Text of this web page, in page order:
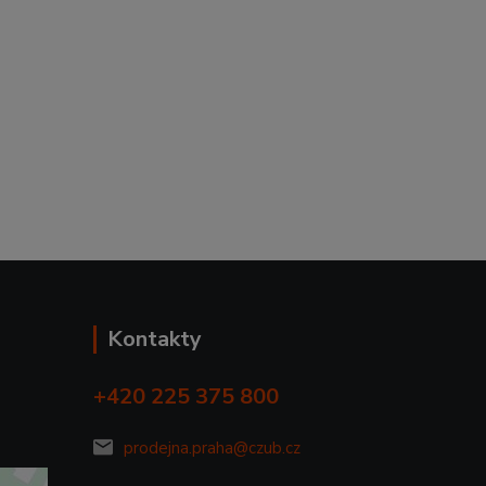
Kontakty
+420 225 375 800
prodejna.praha@czub.cz